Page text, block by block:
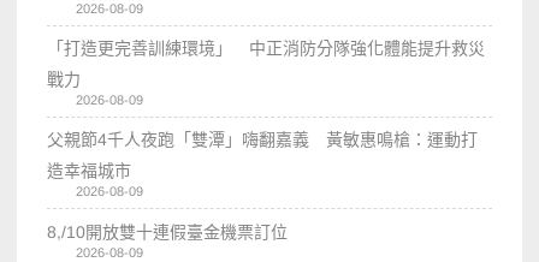
2026-08-09
「打造更完善訓練環境」 中正消防分隊強化體能提升救災
戰力
2026-08-09
父親節4千人夜跑「雙潭」嗨翻嘉義 黃敏惠鳴槍：運動打
造幸福城市
2026-08-09
8,/10開放雙十連假臺金機票訂位
2026-08-09